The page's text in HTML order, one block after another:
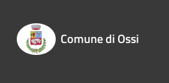
Comune di Ossi